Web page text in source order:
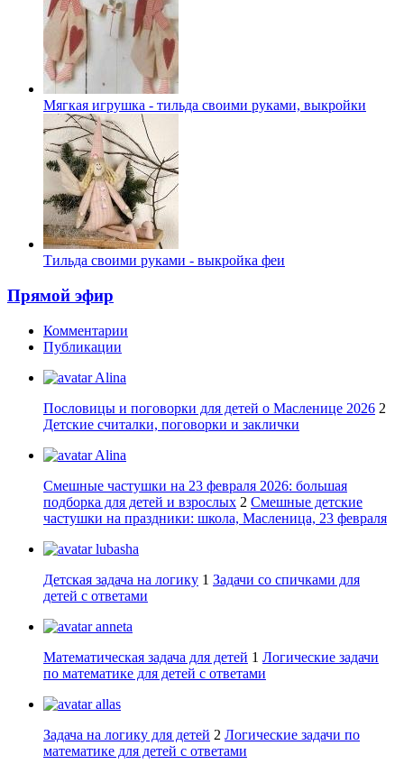
Мягкая игрушка - тильда своими руками, выкройки
Тильда своими руками - выкройка феи
Прямой эфир
Комментарии
Публикации
Alina
Пословицы и поговорки для детей о Масленице 2026 2
Детские считалки, поговорки и заклички
Alina
Смешные частушки на 23 февраля 2026: большая
подборка для детей и взрослых 2 Смешные детские
частушки на праздники: школа, Масленица, 23 февраля
lubasha
Детская задача на логику 1 Задачи со спичками для
детей с ответами
anneta
Математическая задача для детей 1 Логические задачи
по математике для детей с ответами
allas
Задача на логику для детей 2 Логические задачи по
математике для детей с ответами